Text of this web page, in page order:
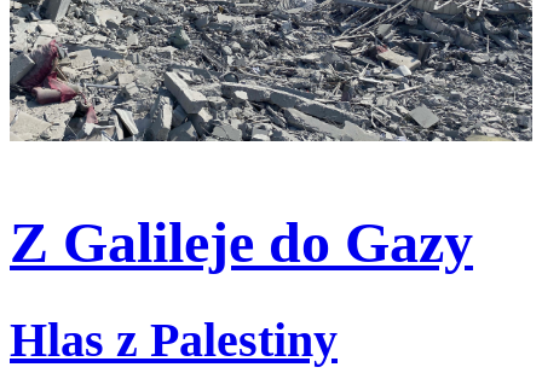
Z Galileje do Gazy
Hlas z Palestiny